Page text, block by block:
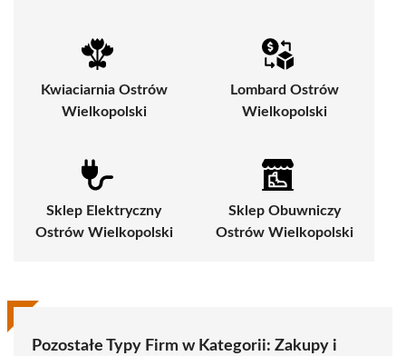
Kwiaciarnia Ostrów
Wielkopolski
Lombard Ostrów
Wielkopolski
Sklep Elektryczny
Ostrów Wielkopolski
Sklep Obuwniczy
Ostrów Wielkopolski
Pozostałe Typy Firm w Kategorii: Zakupy i